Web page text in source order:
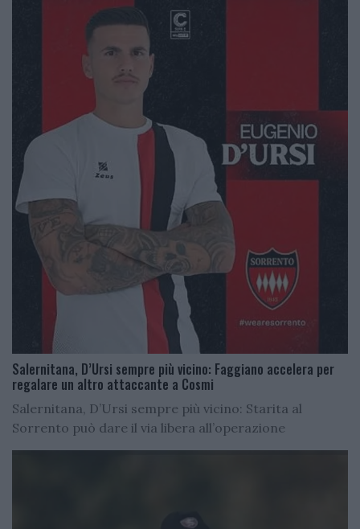
Salernitana, D’Ursi sempre più vicino: Faggiano accelera per
regalare un altro attaccante a Cosmi
Salernitana, D’Ursi sempre più vicino: Starita al
Sorrento può dare il via libera all’operazione